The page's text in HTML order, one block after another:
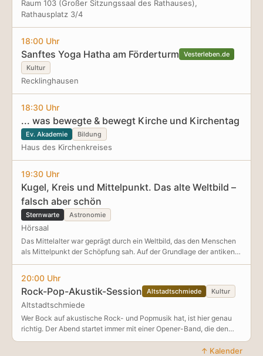
Raum 103 (Großer Sitzungssaal des Rathauses),
Rathausplatz 3/4
18:00 Uhr
Sanftes Yoga Hatha am Förderturm
Vesterleben.de
Kultur
Recklinghausen
18:30 Uhr
... was bewegte & bewegt Kirche und Kirchentag
Ev. Akademie Bildung
Haus des Kirchenkreises
19:30 Uhr
Kugel, Kreis und Mittelpunkt. Das alte Weltbild –
falsch aber schön
Sternwarte Astronomie
Hörsaal
Das Mittelalter war geprägt durch ein Weltbild, das den Menschen
als Mittelpunkt der Schöpfung sah. Auf der Grundlage der antiken
Geozentrik verstand man die am Himmel sichtbaren Bewegungen
als Ausdru
20:00 Uhr
Rock-Pop-Akustik-Session Altstadtschmiede Kultur
Altstadtschmiede
Wer Bock auf akustische Rock- und Popmusik hat, ist hier genau
richtig. Der Abend startet immer mit einer Opener-Band, die den
Einstieg macht. Anschließend ist die Bühne offen für alle, die
akustisch spielen wollen.Ob eigene Songs oder Covers, Solo, Duo
↑ Kalender